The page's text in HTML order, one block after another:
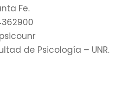
Fe.
de Psicología – UNR.